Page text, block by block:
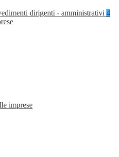
dirigenti - amministrativi 4
imprese